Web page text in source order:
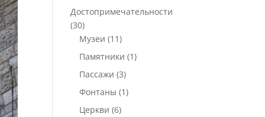
Достопримечательности
(30)
Музеи (11)
Памятники (1)
Пассажи (3)
Фонтаны (1)
Церкви (6)